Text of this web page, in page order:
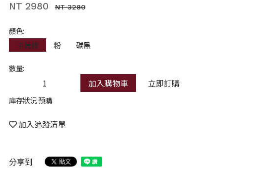
NT 2980 NT 3280
顏色:
卡其綠
粉 碳黑
數量:
加入購物車 立即訂購
庫存狀況 預購
加入追蹤清單
分享到